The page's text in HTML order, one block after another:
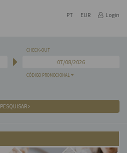
PT EUR Login
CHECK-OUT
CÓDIGO PROMOCIONAL
PESQUISAR